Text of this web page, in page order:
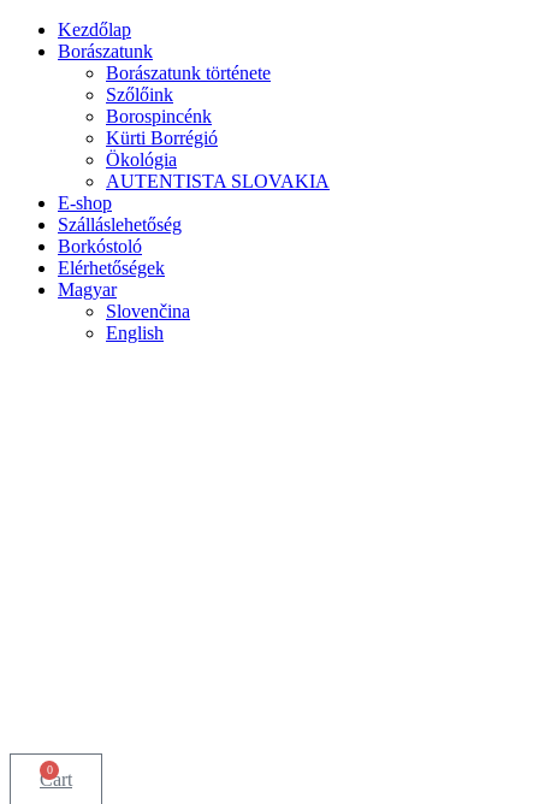
Kezdőlap
Borászatunk
Borászatunk története
Szőlőink
Borospincénk
Kürti Borrégió
Ökológia
AUTENTISTA SLOVAKIA
E-shop
Szálláslehetőség
Borkóstoló
Elérhetőségek
Magyar
Slovenčina
English
0
Cart